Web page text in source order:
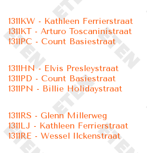
1311KW - Kathleen Ferrierstraat
1311KT - Arturo Toscaninistraat
1311PC - Count Basiestraat
1311HN - Elvis Presleystraat
1311PD - Count Basiestraat
1311PN - Billie Holidaystraat
1311RS - Glenn Millerweg
1311LJ - Kathleen Ferrierstraat
1311RE - Wessel Ilckenstraat